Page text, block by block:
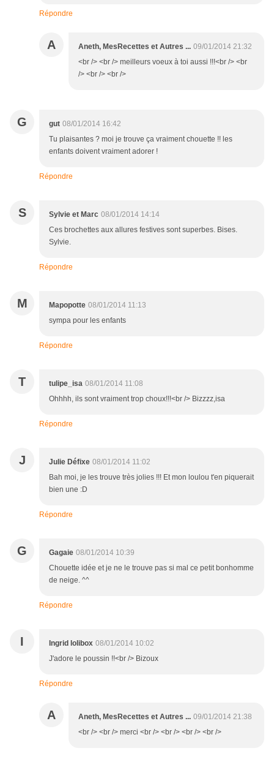
Répondre
A Aneth, MesRecettes et Autres ... 09/01/2014 21:32
<br /> <br /> meilleurs voeux à toi aussi !!!<br /> <br
/> <br /> <br />
G gut 08/01/2014 16:42
Tu plaisantes ? moi je trouve ça vraiment chouette !! les
enfants doivent vraiment adorer !
Répondre
S Sylvie et Marc 08/01/2014 14:14
Ces brochettes aux allures festives sont superbes. Bises.
Sylvie.
Répondre
M Mapopotte 08/01/2014 11:13
sympa pour les enfants
Répondre
T tulipe_isa 08/01/2014 11:08
Ohhhh, ils sont vraiment trop choux!!!<br /> Bizzzz,isa
Répondre
J Julie Défixe 08/01/2014 11:02
Bah moi, je les trouve très jolies !!! Et mon loulou t'en piquerait
bien une :D
Répondre
G Gagaie 08/01/2014 10:39
Chouette idée et je ne le trouve pas si mal ce petit bonhomme
de neige. ^^
Répondre
I Ingrid lolibox 08/01/2014 10:02
J'adore le poussin !!<br /> Bizoux
Répondre
A Aneth, MesRecettes et Autres ... 09/01/2014 21:38
<br /> <br /> merci <br /> <br /> <br /> <br />